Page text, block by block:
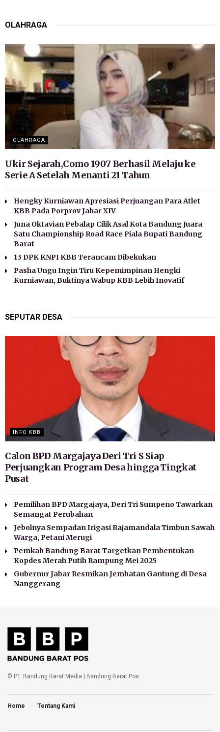
OLAHRAGA
OLAHRAGA
Ukir Sejarah,Como 1907 Berhasil Melaju ke
Serie A Setelah Menanti 21 Tahun
Hengky Kurniawan Apresiasi Perjuangan Para Atlet
KBB Pada Porprov Jabar XIV
Juna Oktavian Pebalap Cilik Asal Kota Bandung Juara
Satu Championship Road Race Piala Bupati Bandung
Barat
13 DPK KNPI KBB Terancam Dibekukan
Pasha Ungu Ingin Tiru Kepemimpinan Hengki
Kurniawan, Buktinya Wabup KBB Lebih Inovatif
SEPUTAR DESA
INFO KBB
Calon BPD Margajaya Deri Tri S Siap
Perjuangkan Program Desa hingga Tingkat
Pusat
Pemilihan BPD Margajaya, Deri Tri Sumpeno Tawarkan
Semangat Perubahan
Jebolnya Sempadan Irigasi Rajamandala Timbun Sawah
Warga, Petani Merugi
Pemkab Bandung Barat Targetkan Pembentukan
Kopdes Merah Putih Rampung Mei 2025
Gubernur Jabar Resmikan Jembatan Gantung di Desa
Nanggerang
© PT. Bandung Barat Media | Bandung Barat Pos
Home Tentang Kami